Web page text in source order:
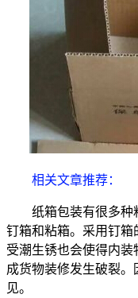
相关文章推荐：
纸箱包装有很多种
钉箱和粘箱。采用钉
受潮生锈也会使得内
成货物装修发生破裂
见。